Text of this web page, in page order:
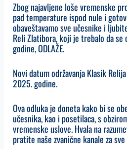
Zbog najavljene loše vremenske
pad temperature ispod nule i
obaveštavamo sve učesnike i
Reli Zlatibora, koji je trebalo da
godine, ODLAŽE.
Novi datum održavanja Klasik
2025. godine.
Ova odluka je doneta kako bi se
učesnika, kao i posetilaca, s
vremenske uslove. Hvala na
pratite naše zvanične kanale za